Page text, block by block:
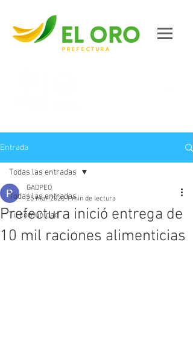
Entrada
Todas las entradas
Tu comunidad
Todas las entradas
Prefectura inició entrega de
10 mil raciones alimenticias
GADPEO
25 mar 2020 1 min de lectura